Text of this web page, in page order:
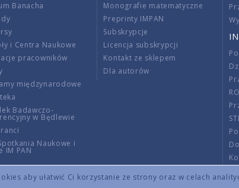
aby ułatwić Ci korzystanie ze strony oraz w celach
Banacha
i Centra Naukowe
pracowników
międzynarodowe
Badawczo-
w Będlewie
Naukowe i
IM PAN
Monografie matematyczne
Preprinty IMPAN
Subskrypcje
Licencja subskrypcji
Kontakt ze sklepem
Dla autorów